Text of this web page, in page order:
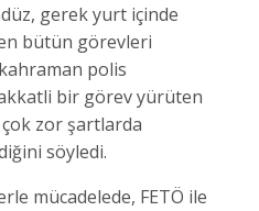
gerek yurt içinde
bütün görevleri
polis
bir görev yürüten
zor şartlarda
söyledi.
mücadelede, FETÖ ile